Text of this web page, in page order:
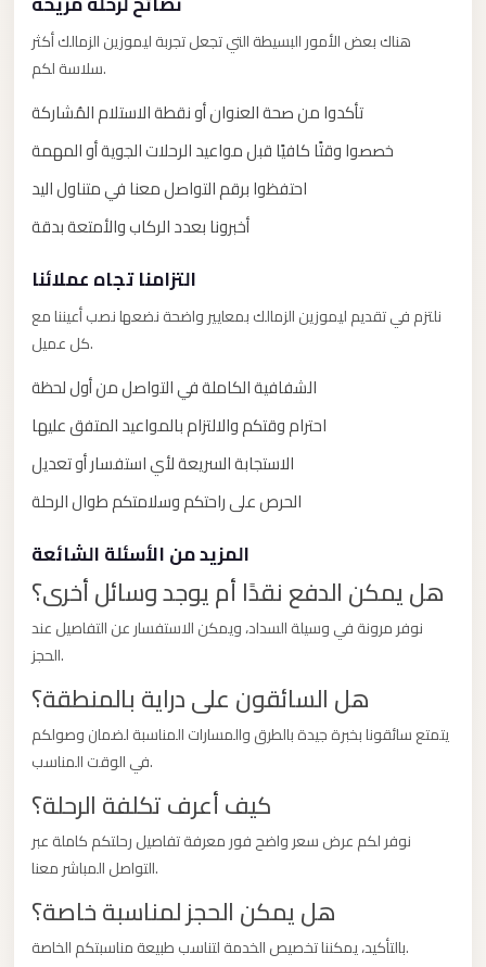
هناك بعض الأمور البسيطة التي تجعل تجربة ليموزين الزمالك أكثر
سلاسة لكم.
تأكدوا من صحة العنوان أو نقطة الاستلام المُشاركة
خصصوا وقتًا كافيًا قبل مواعيد الرحلات الجوية أو المهمة
احتفظوا برقم التواصل معنا في متناول اليد
أخبرونا بعدد الركاب والأمتعة بدقة
التزامنا تجاه عملائنا
نلتزم في تقديم ليموزين الزمالك بمعايير واضحة نضعها نصب أعيننا مع
كل عميل.
الشفافية الكاملة في التواصل من أول لحظة
احترام وقتكم والالتزام بالمواعيد المتفق عليها
الاستجابة السريعة لأي استفسار أو تعديل
الحرص على راحتكم وسلامتكم طوال الرحلة
المزيد من الأسئلة الشائعة
هل يمكن الدفع نقدًا أم يوجد وسائل أخرى؟
نوفر مرونة في وسيلة السداد، ويمكن الاستفسار عن التفاصيل عند
الحجز.
هل السائقون على دراية بالمنطقة؟
يتمتع سائقونا بخبرة جيدة بالطرق والمسارات المناسبة لضمان وصولكم
في الوقت المناسب.
كيف أعرف تكلفة الرحلة؟
نوفر لكم عرض سعر واضح فور معرفة تفاصيل رحلتكم كاملة عبر
التواصل المباشر معنا.
هل يمكن الحجز لمناسبة خاصة؟
بالتأكيد، يمكننا تخصيص الخدمة لتناسب طبيعة مناسبتكم الخاصة.
Sheikh
Limousine
Saint
Catherine
Transfer
Mountain
Trip
Saint
Catherine
Transfer
Taxi
Private
with
Prices
Limousine
Service
Alexandria
Cairo
Said
Limousine
Service
Port
Said
Limousine
October